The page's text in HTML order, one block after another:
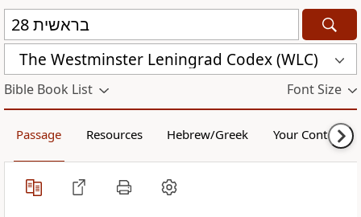
The Westminster Leningrad Codex (WLC)
Bible Book List Font Size
Passage Resources Hebrew/Greek Your Content